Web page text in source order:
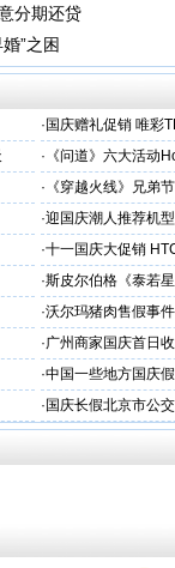
分期还贷
”之困
· 国庆赠礼促销 唯彩
· 《问道》六大活动
· 《穿越火线》兄弟
·迎国庆潮人推荐机
·十一国庆大促销
·斯皮尔伯格《泰若
·沃尔玛猪肉售假事
·广州商家国庆首日
·中国一些地方国庆
· 国庆长假北京市公